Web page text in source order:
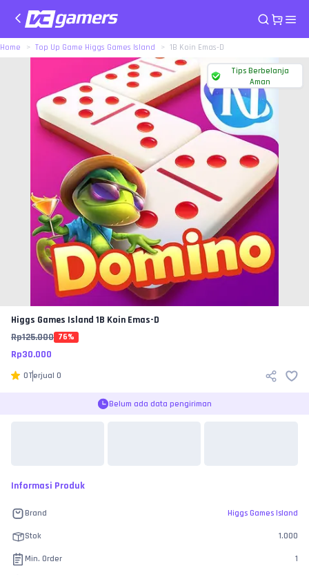
Home Top Up Game Higgs Games Island 1B Koin Emas-D
Tips Berbelanja
Aman
Higgs Games Island 1B Koin Emas-D
Rp125.000 76%
Rp30.000
0Terjual 0
Belum ada data pengiriman
Informasi Produk
Brand Higgs Games Island
Stok 1.000
Min. Order 1